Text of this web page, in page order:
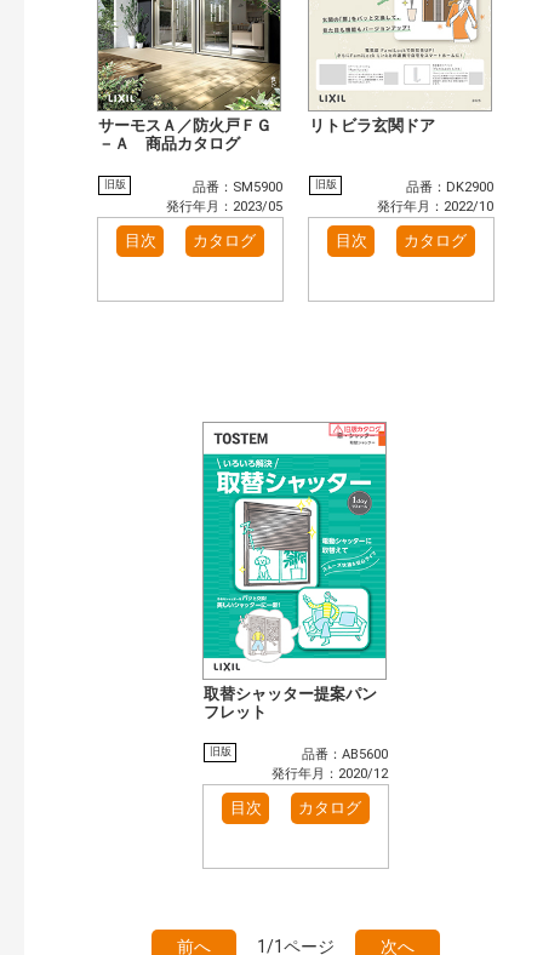
サーモスＡ／防火戸ＦＧ
－Ａ 商品カタログ
旧版
品番：SM5900
発行年月：2023/05
目次 カタログ
リトビラ玄関ドア
旧版
品番：DK2900
発行年月：2022/10
目次 カタログ
取替シャッター提案パン
フレット
旧版
品番：AB5600
発行年月：2020/12
目次 カタログ
前へ 1/1ページ 次へ